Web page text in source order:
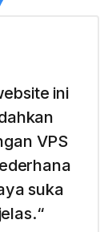
ini
VPS
suka